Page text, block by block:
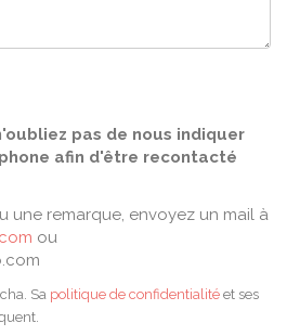
pas de nous indiquer
afin d'être recontacté
une remarque, envoyez un mail à
ou
Sa politique de confidentialité et ses